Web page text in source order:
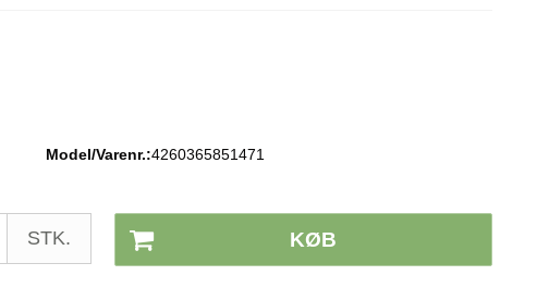
Model/Varenr.:4260365851471
STK. KØB